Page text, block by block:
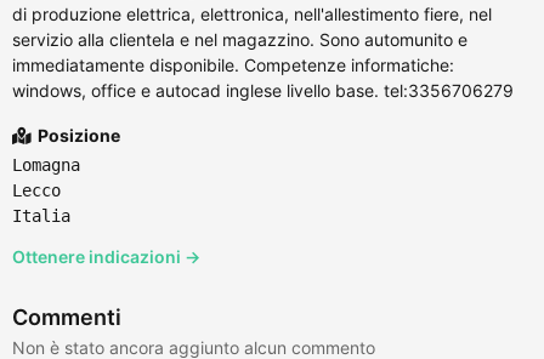
di produzione elettrica, elettronica, nell'allestimento fiere, nel
servizio alla clientela e nel magazzino. Sono automunito e
immediatamente disponibile. Competenze informatiche:
windows, office e autocad inglese livello base. tel:3356706279
Posizione
Lomagna
Lecco
Italia
Ottenere indicazioni →
Commenti
Non è stato ancora aggiunto alcun commento